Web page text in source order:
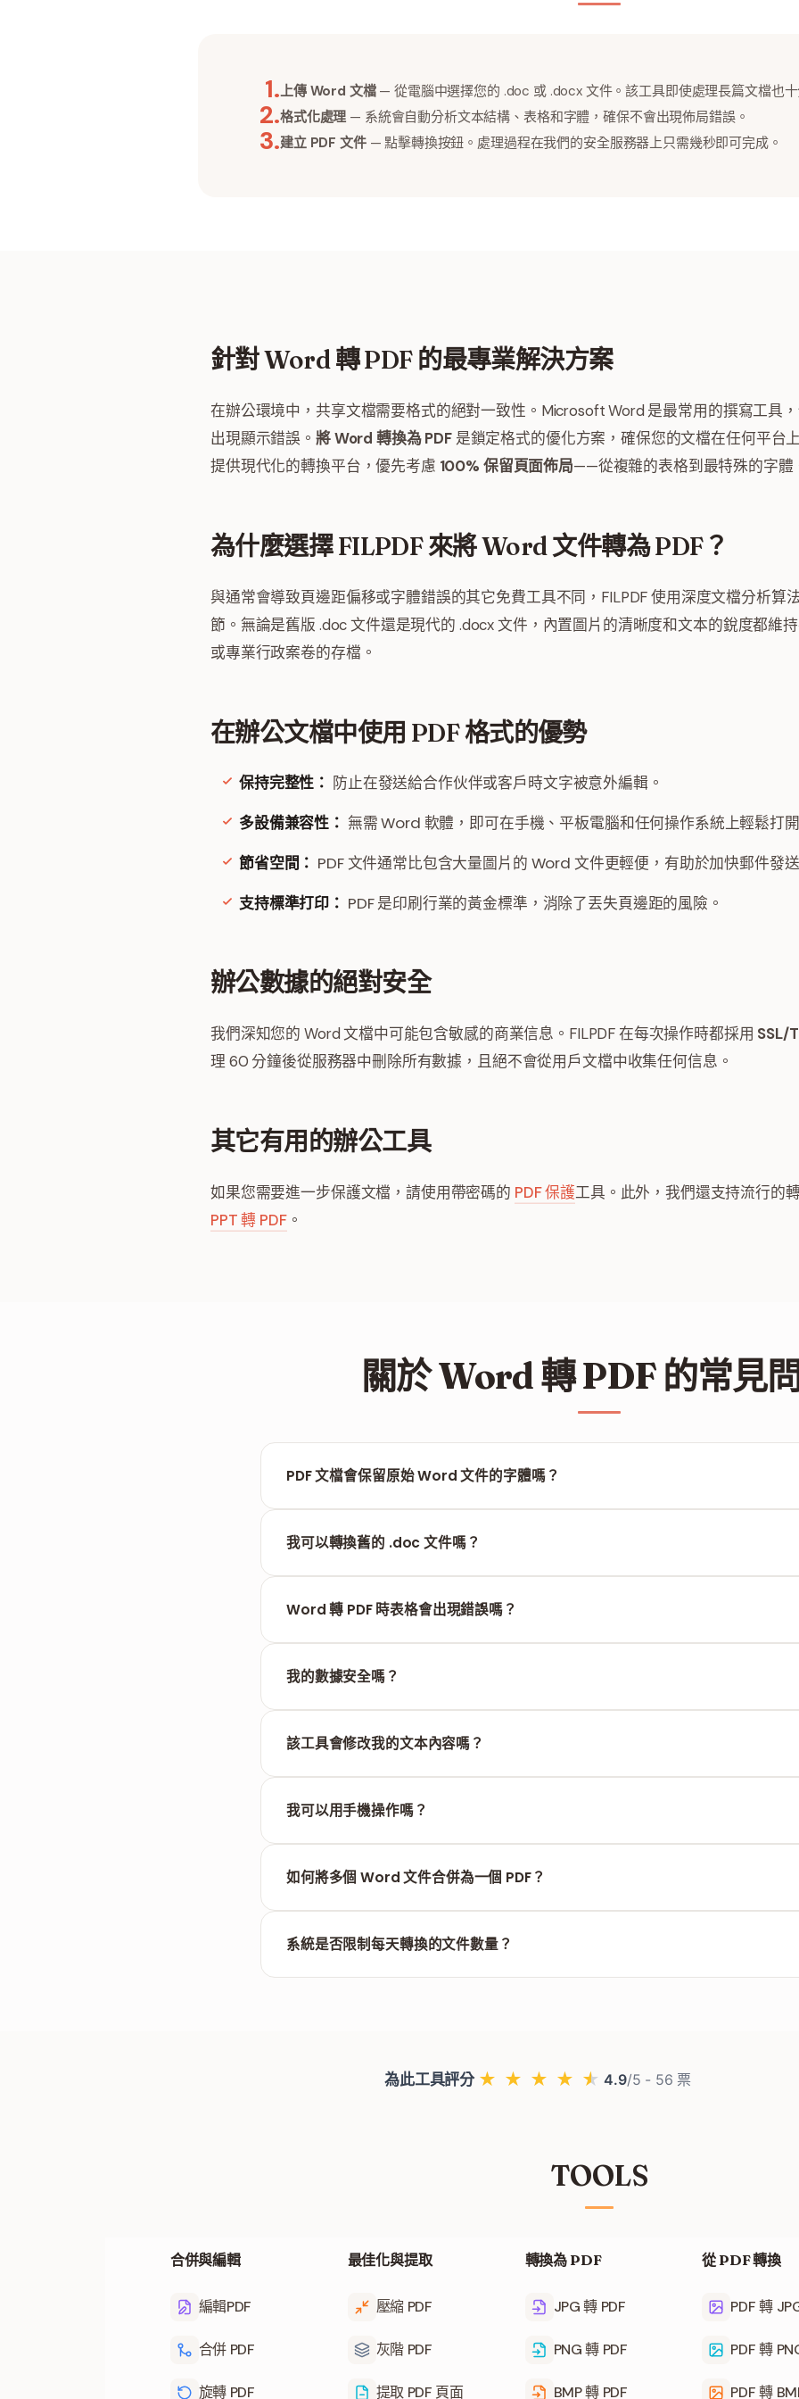
1.上傳 Word 文檔— 從電腦中選擇您的 .doc 或 .docx 文件。該工具即使處理長篇文檔也
2.格式化處理 — 系統會自動分析文本結構、表格和字體，確保不會出現佈局錯誤。
3.建立 PDF 文件— 點擊轉換按鈕。處理過程在我們的安全服務器上只需幾秒即可完成。
針對 Word 轉 PDF 的最專業解決方案
在辦公環境中，共享文檔需要格式的絕對一致性。Microsoft Word 是最常用的撰寫工具
出現顯示錯誤。 將 Word 轉換為 PDF是鎖定格式的優化方案，確保您的文檔在任何平台
提供現代化的轉換平台，優先考慮 100% 保留頁面佈局——從複雜的表格到最特殊的字體
為什麼選擇 FILPDF 來將 Word 文件轉為 PDF？
與通常會導致頁邊距偏移或字體錯誤的其它免費工具不同，FILPDF 使用深度文檔分析算
節。無論是舊版 .doc 文件還是現代的 .docx 文件，內置圖片的清晰度和文本的銳度都維
或專業行政案卷的存檔。
在辦公文檔中使用 PDF 格式的優勢
保持完整性： 防止在發送給合作伙伴或客戶時文字被意外編輯。
多設備兼容性： 無需 Word 軟體，即可在手機、平板電腦和任何操作系統上輕鬆打
節省空間： PDF 文件通常比包含大量圖片的 Word 文件更輕便，有助於加快郵件發
支持標準打印： PDF 是印刷行業的黃金標準，消除了丟失頁邊距的風險。
辦公數據的絕對安全
我們深知您的 Word 文檔中可能包含敏感的商業信息。FILPDF 在每次操作時都採用 SSL/
理 60 分鐘後從服務器中刪除所有數據，且絕不會從用戶文檔中收集任何信息。
其它有用的辦公工具
如果您需要進一步保護文檔，請使用帶密碼的 PDF 保護工具。此外，我們還支持流行的
PPT 轉 PDF。
關於 Word 轉 PDF 的常見
PDF 文檔會保留原始 Word 文件的字體嗎？
我可以轉換舊的 .doc 文件嗎？
Word 轉 PDF 時表格會出現錯誤嗎？
我的數據安全嗎？
該工具會修改我的文本內容嗎？
我可以用手機操作嗎？
如何將多個 Word 文件合併為一個 PDF？
系統是否限制每天轉換的文件數量？
為此工具評分 ★ ★ ★ ★ ★ 4.9/5 - 56 票
TOOLS
合併與編輯
編輯PDF
合併 PDF
旋轉 PDF
最佳化與提取
壓縮 PDF
灰階 PDF
提取 PDF 頁面
轉換為 PDF
JPG 轉 PDF
PNG 轉 PDF
BMP 轉 PDF
從 PDF 轉換
PDF 轉
PDF 轉
PDF 轉